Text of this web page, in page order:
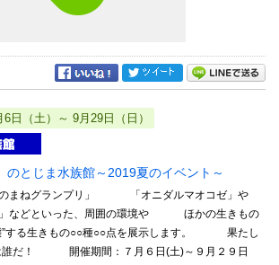
6日（土）～ 9月29日（日）
のとじま水族館～2019夏のイベント～
のまねグランプリ」 「オニダルマオコゼ」や
」などといった、周囲の環境や ほかの生きもの
”する生きもの○○種○○点を展示します。 果たし
誰だ！ 開催期間：７月６日(土)～９月２９日